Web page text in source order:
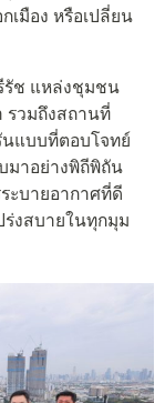
เมือง หรือเปลี่ยน
รัช แหล่งชุมชน
รวมถึงสถานที่
นแบบที่ตอบโจทย์
มาอย่างพิถีพิถัน
ะบายอากาศที่ดี
ร่งสบายในทุกมุม